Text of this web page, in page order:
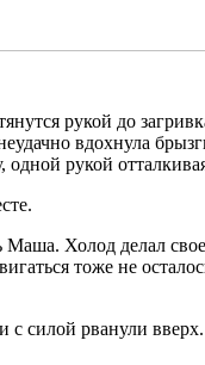
рукой до
вдохнула
одной рукой
Холод делал
тоже не
силой рванули